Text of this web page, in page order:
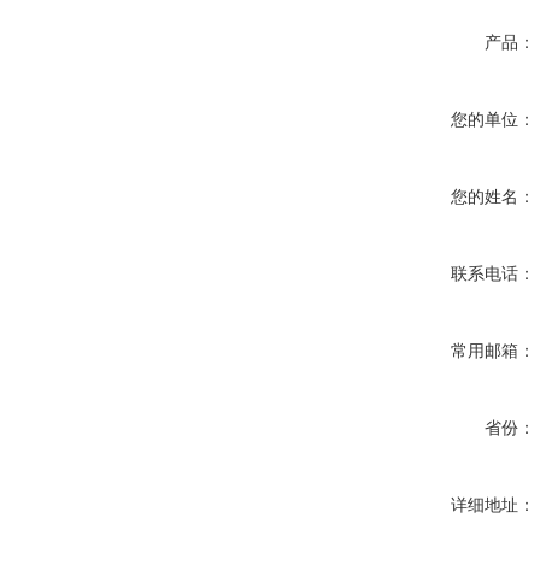
产品：
您的单位：
您的姓名：
联系电话：
常用邮箱：
省份：
详细地址：